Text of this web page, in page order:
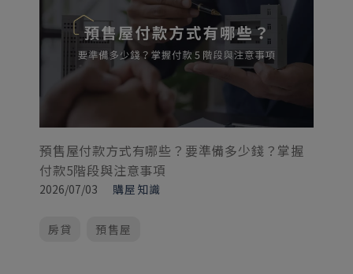
預售屋付款方式有哪些？要準備多少錢？掌握
付款5階段與注意事項
2026/07/03 購屋知識
房貸 預售屋